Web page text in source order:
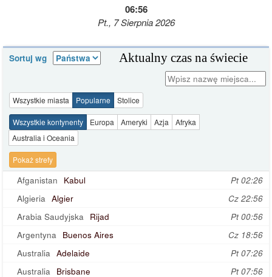
06:56
Pt., 7 Sierpnia 2026
Aktualny czas na świecie
Sortuj wg
Wszystkie miasta Popularne Stolice
Wszystkie kontynenty Europa Ameryki Azja
Afryka
Australia i Oceania
Pokaż strefy
Afganistan Kabul
Pt 02:26
Algieria Algier
Cz 22:56
Arabia Saudyjska Rijad
Pt 00:56
Argentyna Buenos Aires
Cz 18:56
Australia Adelaide
Pt 07:26
Australia Brisbane
Pt 07:56